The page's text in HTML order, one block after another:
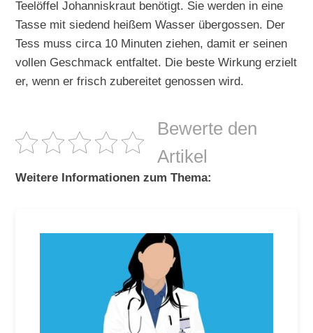
Teelöffel Johanniskraut benötigt. Sie werden in eine
Tasse mit siedend heißem Wasser übergossen. Der
Tess muss circa 10 Minuten ziehen, damit er seinen
vollen Geschmack entfaltet. Die beste Wirkung erzielt
er, wenn er frisch zubereitet genossen wird.
Bewerte den
Artikel
Weitere Informationen zum Thema: